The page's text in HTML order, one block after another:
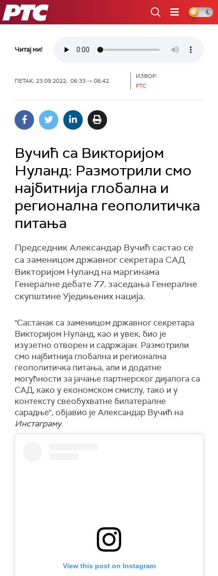
РТС
Читај ми!
ПЕТАК, 23.09.2022, 06:33 -> 06:42
ИЗВОР:
РТС
Вучић са Викторијом
Нуланд: Размотрили смо
најбитнија глобална и
регионална геополитичка
питања
Председник Александар Вучић састао се
са заменицом државног секретара САД
Викторијом Нуланд на маргинама
Генералне дебате 77. заседања Генералне
скупштине Уједињених нација.
"Састанак са заменицом државног секретара
Викторијом Нуланд, као и увек, био је
изузетно отворен и садржајан. Размотрили
смо најбитнија глобална и регионална
геополитичка питања, али и додатне
могућности за јачање партнерског дијалога са
САД, како у економском смислу, тако и у
контексту свеобухватне билатералне
сарадње", објавио је Александар Вучић на
Инстаграму.
View this post on Instagram